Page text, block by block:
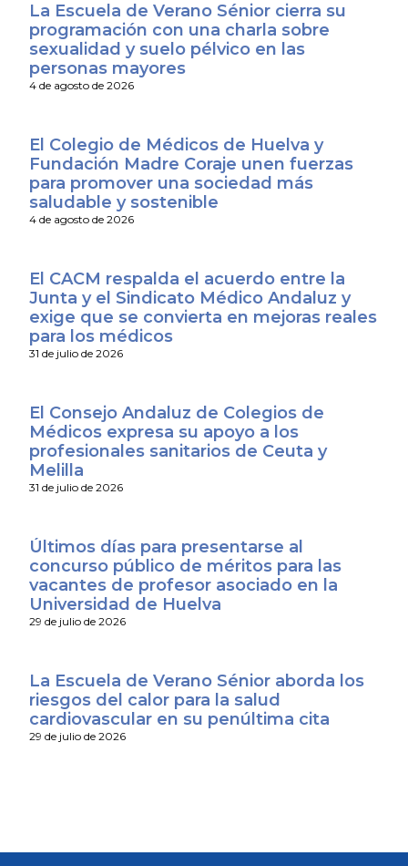
La Escuela de Verano Sénior cierra su
programación con una charla sobre
sexualidad y suelo pélvico en las
personas mayores
4 de agosto de 2026
El Colegio de Médicos de Huelva y
Fundación Madre Coraje unen fuerzas
para promover una sociedad más
saludable y sostenible
4 de agosto de 2026
El CACM respalda el acuerdo entre la
Junta y el Sindicato Médico Andaluz y
exige que se convierta en mejoras reales
para los médicos
31 de julio de 2026
El Consejo Andaluz de Colegios de
Médicos expresa su apoyo a los
profesionales sanitarios de Ceuta y
Melilla
31 de julio de 2026
Últimos días para presentarse al
concurso público de méritos para las
vacantes de profesor asociado en la
Universidad de Huelva
29 de julio de 2026
La Escuela de Verano Sénior aborda los
riesgos del calor para la salud
cardiovascular en su penúltima cita
29 de julio de 2026